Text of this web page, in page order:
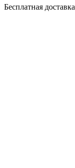
Бесплатная доставка